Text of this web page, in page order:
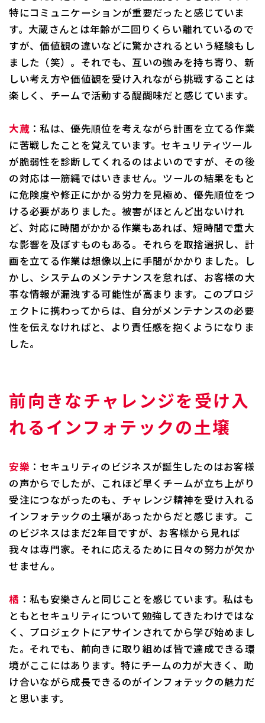
特にコミュニケーションが重要だったと感じていま
す。大蔵さんとは年齢が二回りくらい離れているので
すが、価値観の違いなどに驚かされるという経験もし
ました（笑）。それでも、互いの強みを持ち寄り、新
しい考え方や価値観を受け入れながら挑戦することは
楽しく、チームで活動する醍醐味だと感じています。
大蔵 ：私は、優先順位を考えながら計画を立てる作業
に苦戦したことを覚えています。セキュリティツール
が脆弱性を診断してくれるのはよいのですが、その後
の対応は一筋縄ではいきません。ツールの結果をもと
に危険度や修正にかかる労力を見極め、優先順位をつ
ける必要がありました。被害がほとんど出ないけれ
ど、対応に時間がかかる作業もあれば、短時間で重大
な影響を及ぼすものもある。それらを取捨選択し、計
画を立てる作業は想像以上に手間がかかりました。し
かし、システムのメンテナンスを怠れば、お客様の大
事な情報が漏洩する可能性が高まります。このプロジ
ェクトに携わってからは、自分がメンテナンスの必要
性を伝えなければと、より責任感を抱くようになりま
した。
前向きなチャレンジを受け入
れるインフォテックの土壌
安樂 ：セキュリティのビジネスが誕生したのはお客様
の声からでしたが、これほど早くチームが立ち上がり
受注につながったのも、チャレンジ精神を受け入れる
インフォテックの土壌があったからだと感じます。こ
のビジネスはまだ2年目ですが、お客様から見れば
我々は専門家。それに応えるために日々の努力が欠か
せません。
橘 ：私も安樂さんと同じことを感じています。私はも
ともとセキュリティについて勉強してきたわけではな
く、プロジェクトにアサインされてから学び始めまし
た。それでも、前向きに取り組めば皆で達成できる環
境がここにはあります。特にチームの力が大きく、助
け合いながら成長できるのがインフォテックの魅力だ
と思います。